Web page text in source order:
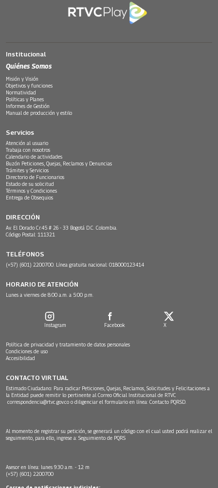
Institucional
Quiénes Somos
Misión y Visión
Objetivos y funciones
Normatividad
Políticas y Planes
Informes de Gestión
Manual de producción y estilo
Servicios
Atención al usuario
Trabaja con nosotros
Calendario de actividades
Buzón Peticiones, Quejas, Reclamos y Denuncias
Trámites y Servicios
Directorio de Funcionarios
Estado de su solicitud
Términos y Condiciones
Entrega de Obsequios
DIRECCIÓN
Av. El Dorado Cr.45 # 26 - 33 Bogotá D.C. Colombia.
Código Postal: 111321
TELÉFONOS
(+57) (601) 2200700. Línea gratuita nacional: 018000123414
HORARIO DE ATENCIÓN
Lunes a viernes de 8:00 a.m. a 5:00 p.m.
Instagram Facebook X
Política de privacidad y tratamiento de datos personales
Condiciones de uso
Accesibilidad
CONTACTO VIRTUAL
Estimado Ciudadano: Para radicar Peticiones, Quejas, Reclamos, Solicitudes y Felicitaciones a
la Entidad puede remitir lo pertinente al Correo Oficial Institucional de RTVC
correspondencia@rtvc.gov.co o diligenciar el formulario en línea: Contacto PQRSD.
Al momento de registrar su petición, se generará un código con el cual usted podrá realizar el
seguimiento, para ello, ingrese a: Seguimiento de PQRS
Asesor en línea: lunes 9:30 a.m. - 12 m
(+57) (601) 2200700